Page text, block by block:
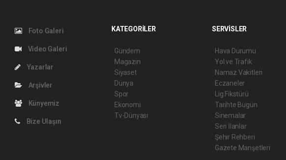
Foto Galeri
Video Galeri
Yazarlar
Arşivler
Künyemiz
Bize Ulaşın
KATEGORİLER
Gündem
Magazin
Siyaset
Dünya
Spor
Ekonomi
Tv-Dünyası
SERVİSLER
Hava Durumu
Yol ve Trafik
Namaz Vakitleri
Eczaneler
Lig Fikstürü
Tarihte Bugün
Sinemalar
Seri İlanlar
Şehir Rehberi
Gazete Manşetleri